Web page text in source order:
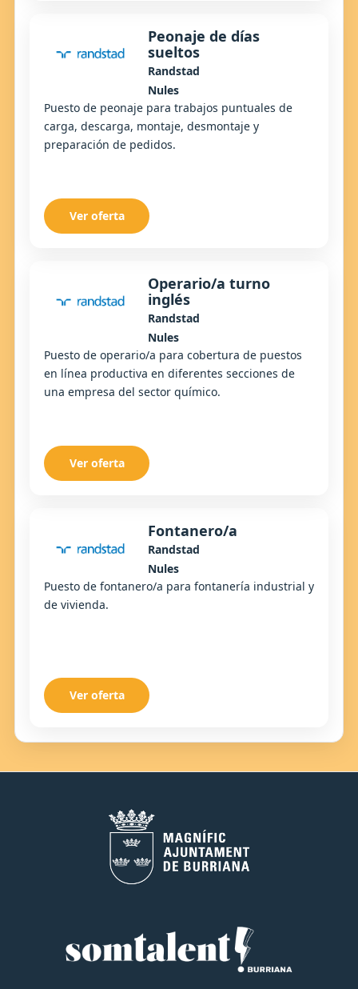
Peonaje de días
sueltos
Randstad
Nules
Puesto de peonaje para trabajos puntuales de
carga, descarga, montaje, desmontaje y
preparación de pedidos.
Ver oferta
Operario/a turno
inglés
Randstad
Nules
Puesto de operario/a para cobertura de puestos
en línea productiva en diferentes secciones de
una empresa del sector químico.
Ver oferta
Fontanero/a
Randstad
Nules
Puesto de fontanero/a para fontanería industrial y
de vivienda.
Ver oferta